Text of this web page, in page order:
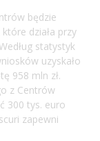
będzie
działa przy
statystyk
uzyskało
958 mln zł.
z Centrów
300 tys. euro
zapewni